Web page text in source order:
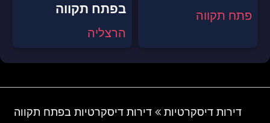
פתח תקווה
בפתח תקווה
הרצליה
דירות דיסקרטיות דירות דיסקרטיות בפתח תקווה